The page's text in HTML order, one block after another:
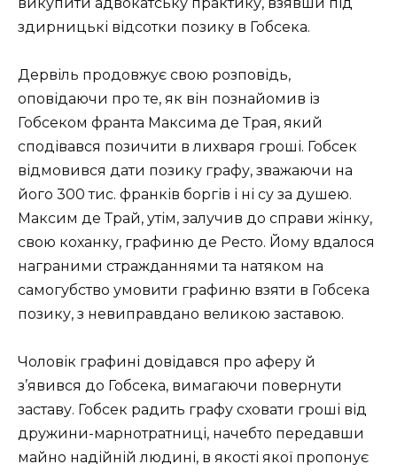
здирницькі відсотки позику в Гобсека.
Дервіль продовжує свою розповідь,
оповідаючи про те, як він познайомив із
Гобсеком франта Максима де Трая, який
сподівався позичити в лихваря гроші. Гобсек
відмовився дати позику графу, зважаючи на
його 300 тис. франків боргів і ні су за душею.
Максим де Трай, утім, залучив до справи жінку,
свою коханку, графиню де Ресто. Йому вдалося
награними стражданнями та натяком на
самогубство умовити графиню взяти в Гобсека
позику, з невиправдано великою заставою.
Чоловік графині довідався про аферу й
з’явився до Гобсека, вимагаючи повернути
заставу. Гобсек радить графу сховати гроші від
дружини-марнотратниці, начебто передавши
майно надійній людині, в якості якої пропонує